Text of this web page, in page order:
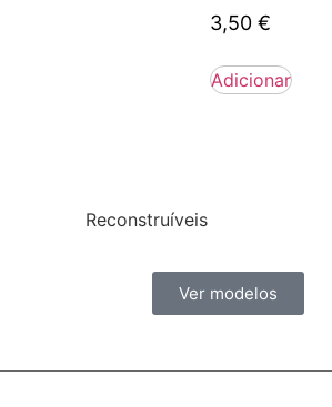
Reconstruíveis
Ver modelos
3,50 €
Adicionar